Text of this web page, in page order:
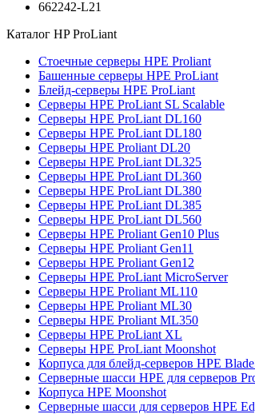
662242-L21
Каталог HP ProLiant
Стоечные серверы HPE Proliant
Башенные серверы HPE ProLiant
Блейд-серверы HPE ProLiant
Серверы HPE ProLiant SL Scalable
Серверы HPE ProLiant DL160
Серверы HPE ProLiant DL180
Серверы HPE Proliant DL20
Серверы HPE ProLiant DL325
Серверы HPE ProLiant DL360
Серверы HPE ProLiant DL380
Серверы HPE ProLiant DL385
Серверы HPE ProLiant DL560
Серверы HPE Proliant Gen10 Plus
Серверы HPE Proliant Gen11
Серверы HPE Proliant Gen12
Серверы HPE ProLiant MicroServer
Серверы HPE Proliant ML110
Серверы HPE Proliant ML30
Серверы HPE Proliant ML350
Серверы HPE ProLiant XL
Серверы HPE ProLiant Moonshot
Корпуса для блейд-серверов HPE
Серверные шасси HPE для серверов
Корпуса HPE Moonshot
Серверные шасси для серверов HPE